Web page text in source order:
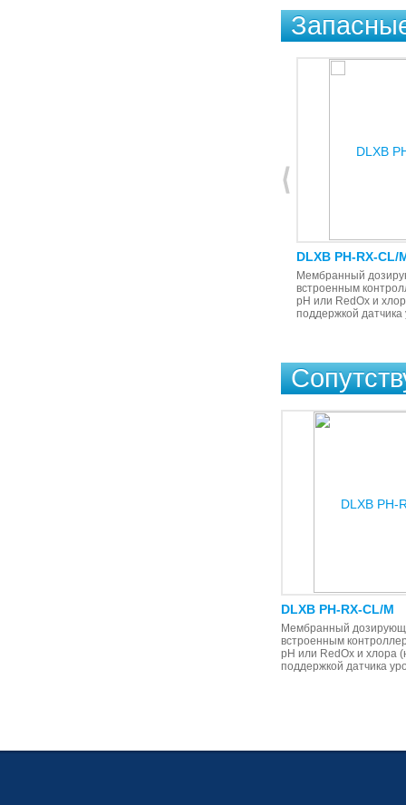
DLXB PH-RX-CL/
Мембранный
встроенным
рН или RedOx и
поддержкой датчика
DLXB PH-RX-CL/M
Мембранный
встроенным
рН или RedOx и хлора
поддержкой датчика